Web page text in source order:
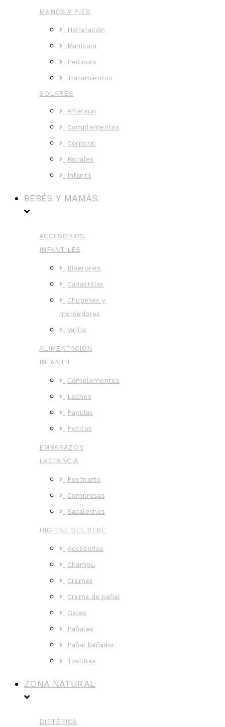
MANOS Y PIES
Hidratación
Manicura
Pedicura
Tratamientos
SOLARES
Aftersun
Complementos
Corporal
Faciales
Infantil
BEBÉS Y MAMÁS
ACCESORIOS
INFANTILES
Biberones
Canastillas
Chupetes y
mordedores
Vajilla
ALIMENTACIÓN
INFANTIL
Complementos
Leches
Papillas
Potitos
EMBARAZO Y
LACTANCIA
Postparto
Compresas
Sacaleches
HIGIENE DEL BEBÉ
Accesorios
Champú
Cremas
Crema de pañal
Geles
Pañales
Pañal bañador
Toallitas
ZONA NATURAL
DIETÉTICA